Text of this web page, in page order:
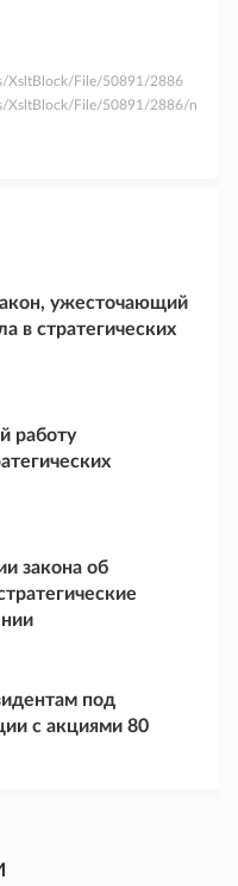
XsltBlock/File/50891/2886
XsltBlock/File/50891/2886/n
ужесточающий
в стратегических
работу
закона об
под
с акциями 80